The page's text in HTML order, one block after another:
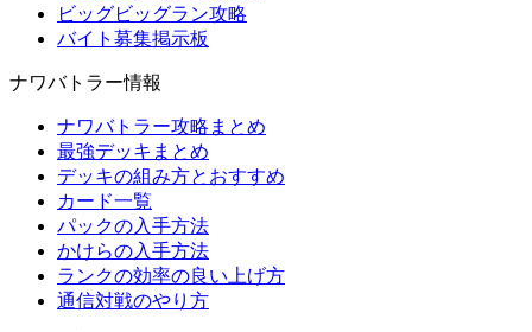
ビッグビッグラン攻略
バイト募集掲示板
ナワバトラー情報
ナワバトラー攻略まとめ
最強デッキまとめ
デッキの組み方とおすすめ
カード一覧
パックの入手方法
かけらの入手方法
ランクの効率の良い上げ方
通信対戦のやり方